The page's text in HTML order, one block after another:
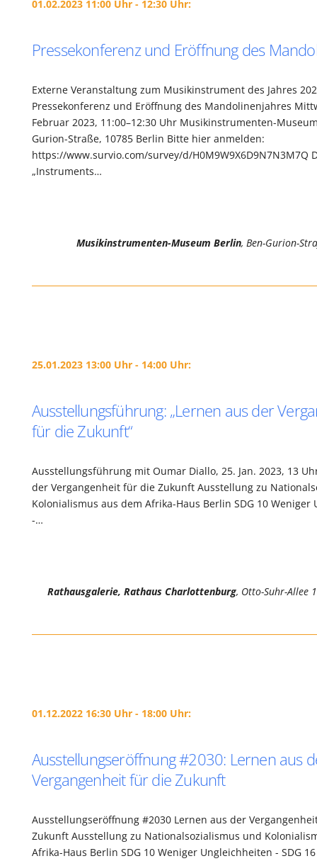
01.02.2023 11:00 Uhr - 12:30 Uhr:
Pressekonferenz und Eröffnung des
Externe Veranstaltung zum Musikinstrument des Jahres
Pressekonferenz und Eröffnung des Mandolinenjahres
Februar 2023, 11:00–12:30 Uhr Musikinstrumenten-
Gurion-Straße, 10785 Berlin Bitte hier anmelden:
https://www.survio.com/survey/d/H0M9W9X6D9N7N3M7Q
„Instruments…
Musikinstrumenten-Museum Berlin, Ben-Gurion-
25.01.2023 13:00 Uhr - 14:00 Uhr:
Ausstellungsführung: „Lernen aus der
für die Zukunft“
Ausstellungsführung mit Oumar Diallo, 25. Jan. 2023, 13
der Vergangenheit für die Zukunft Ausstellung zu
Kolonialismus aus dem Afrika-Haus Berlin SDG 10 Weniger
-…
Rathausgalerie, Rathaus Charlottenburg, Otto-Suhr-Allee
01.12.2022 16:30 Uhr - 18:00 Uhr:
Ausstellungseröffnung #2030: Lernen aus
Vergangenheit für die Zukunft
Ausstellungseröffnung #2030 Lernen aus der
Zukunft Ausstellung zu Nationalsozialismus und
Afrika-Haus Berlin SDG 10 Weniger Ungleichheiten - SDG